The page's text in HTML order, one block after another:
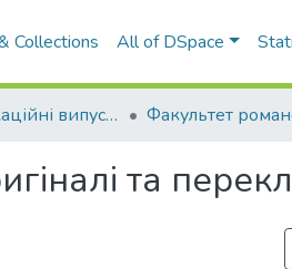
Collections All of DSpace
01. Кваліфікаційні випускні роботи здобувачів вищої освіти
та